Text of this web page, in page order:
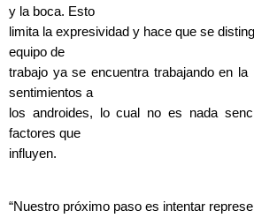
y la boca. Esto
limita la expresividad y hace que se
equipo de
trabajo ya se encuentra trabajando en la
sentimientos a
los androides, lo cual no es nada
factores que
influyen.
“Nuestro próximo paso es intentar